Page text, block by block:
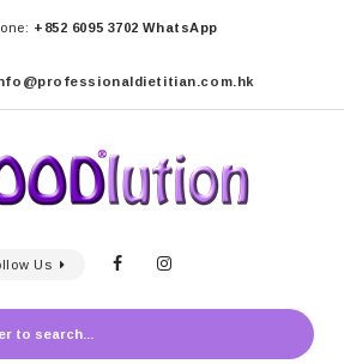
+852 6095 3702 WhatsApp
Us